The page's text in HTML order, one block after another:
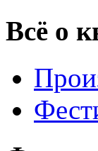
Всё о